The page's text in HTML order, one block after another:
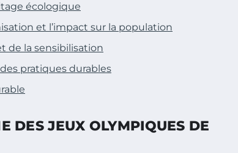
écologique
et l’impact sur la population
de la sensibilisation
pratiques durables
DES JEUX OLYMPIQUES DE